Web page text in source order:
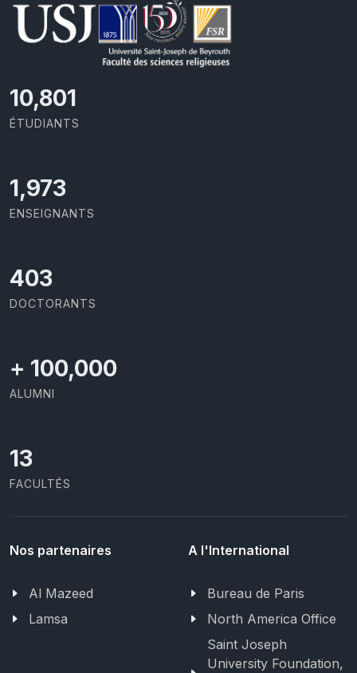
11,418
ÉTUDIANTS
2,086
ENSEIGNANTS
426
DOCTORANTS
+ 100,000
ALUMNI
13
FACULTÉS
Nos partenaires
Al Mazeed
Lamsa
A l'International
Bureau de Paris
North America Office
Saint Joseph
University Foundation,